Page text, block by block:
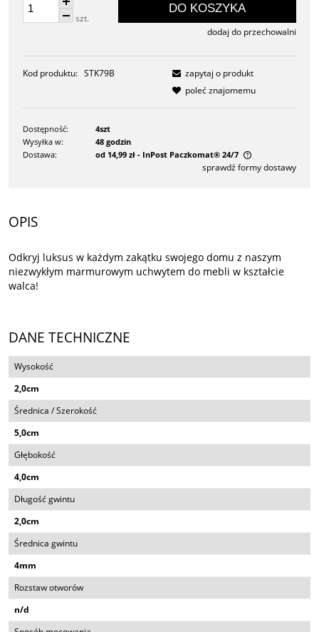
szt.
DO KOSZYKA
dodaj do przechowalni
Kod produktu: STK79B
zapytaj o produkt
poleć znajomemu
Dostępność:
4szt
Wysyłka w:
48 godzin
Dostawa:
od 14,99 zł - InPost Paczkomat® 24/7
Cena nie zawiera ewentualnych kosztów płatności
sprawdź formy dostawy
OPIS
Odkryj luksus w każdym zakątku swojego domu z naszym
niezwykłym marmurowym uchwytem do mebli w kształcie
walca!
DANE TECHNICZNE
Wysokość
2,0cm
Średnica / Szerokość
5,0cm
Głębokość
4,0cm
Długość gwintu
2,0cm
Średnica gwintu
4mm
Rozstaw otworów
n/d